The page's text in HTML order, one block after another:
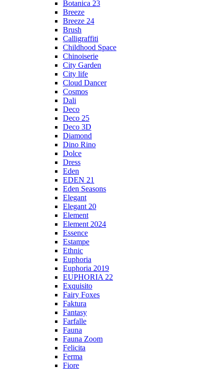
Botanica 23
Breeze
Breeze 24
Brush
Calligraffiti
Childhood Space
Chinoiserie
City Garden
City life
Cloud Dancer
Cosmos
Dali
Deco
Deco 25
Deco 3D
Diamond
Dino Rino
Dolce
Dress
Eden
EDEN 21
Eden Seasons
Elegant
Elegant 20
Element
Element 2024
Essence
Estampe
Ethnic
Euphoria
Euphoria 2019
EUPHORIA 22
Exquisito
Fairy Foxes
Faktura
Fantasy
Farfalle
Fauna
Fauna Zoom
Felicita
Ferma
Fiore